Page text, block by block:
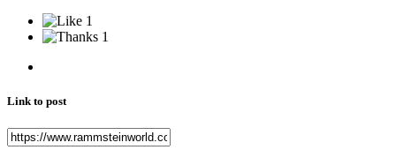
1
1
Link to post